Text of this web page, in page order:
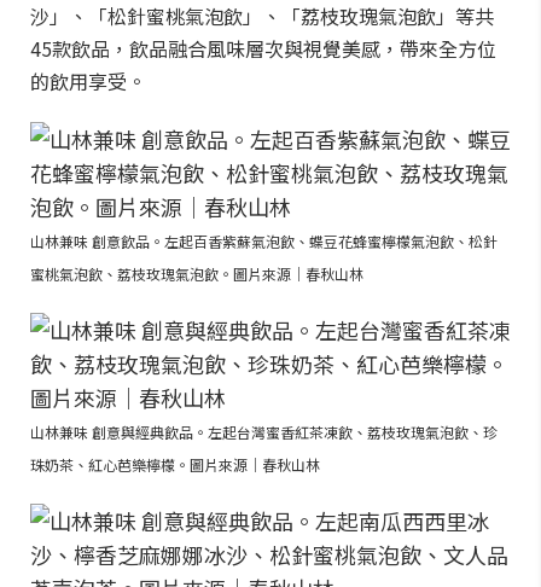
沙」、「松針蜜桃氣泡飲」、「荔枝玫瑰氣泡飲」等共
45款飲品，飲品融合風味層次與視覺美感，帶來全方位
的飲用享受。
山林兼味 創意飲品。左起百香紫蘇氣泡飲、蝶豆花蜂蜜檸檬氣泡飲、松針
蜜桃氣泡飲、荔枝玫瑰氣泡飲。圖片來源｜春秋山林
山林兼味 創意與經典飲品。左起台灣蜜香紅茶凍飲、荔枝玫瑰氣泡飲、珍
珠奶茶、紅心芭樂檸檬。圖片來源｜春秋山林